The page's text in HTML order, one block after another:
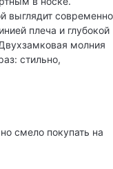
выглядит современно
плеча и глубокой
молния
стильно,
смело покупать на